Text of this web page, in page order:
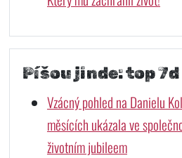
Píšou jinde: top 7d
Vzácný pohled na Danielu
měsících ukázala ve
životním jubileem